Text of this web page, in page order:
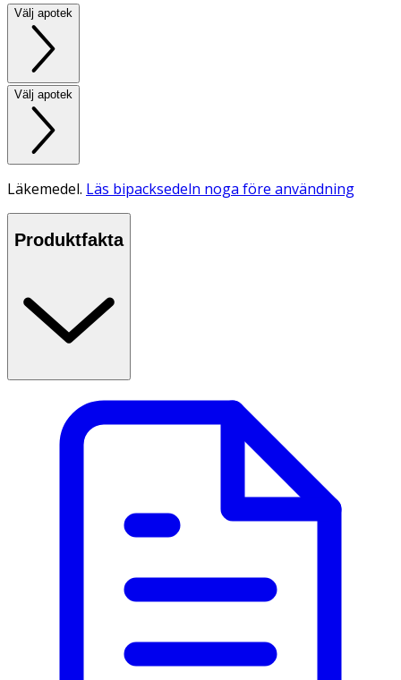
Välj apotek
Välj apotek
Läkemedel. Läs bipacksedeln noga före användning
Produktfakta